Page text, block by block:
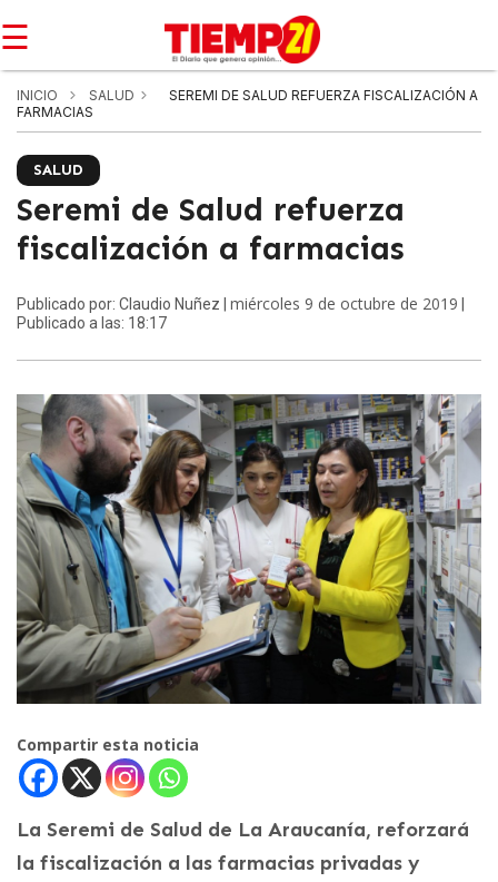
☰
INICIO SALUD
SEREMI DE SALUD REFUERZA FISCALIZACIÓN A
FARMACIAS
SALUD
Seremi de Salud refuerza
fiscalización a farmacias
Publicado por: Claudio Nuñez | miércoles 9 de octubre de 2019
Publicado a las: 18:17
Compartir esta noticia
La Seremi de Salud de La Araucanía, reforzará
la fiscalización a las farmacias privadas y